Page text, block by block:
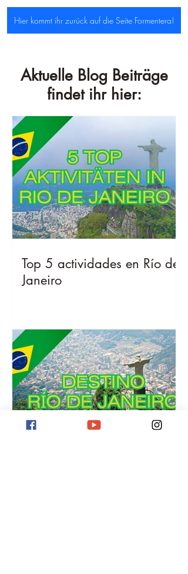
Hier kommt ihr zurück auf die Seite Formentera!
Aktuelle Blog Beiträge
findet ihr hier:
Top 5 actividades en Río de
Janeiro